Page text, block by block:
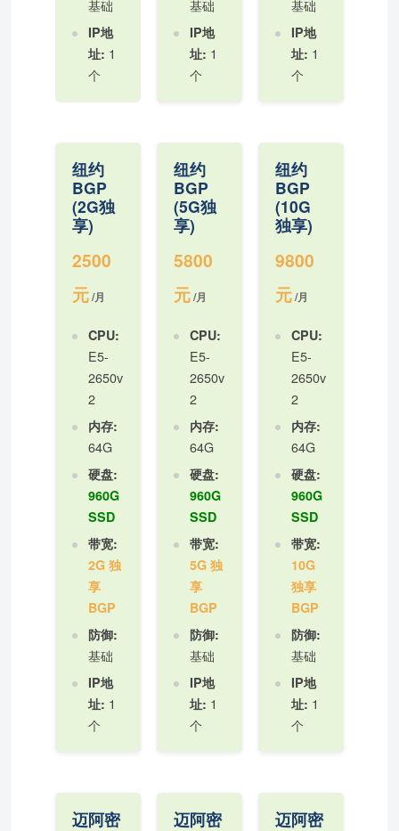
基础
IP地
址: 1
个
基础
IP地
址: 1
个
基础
IP地
址: 1
个
纽约
BGP
(2G独
享)
2500
元/月
CPU:
E5-
2650v
2
内存:
64G
硬盘:
960G
SSD
带宽:
2G 独
享
BGP
防御:
基础
IP地
址: 1
个
纽约
BGP
(5G独
享)
5800
元/月
CPU:
E5-
2650v
2
内存:
64G
硬盘:
960G
SSD
带宽:
5G 独
享
BGP
防御:
基础
IP地
址: 1
个
纽约
BGP
(10G
独享)
9800
元/月
CPU:
E5-
2650v
2
内存:
64G
硬盘:
960G
SSD
带宽:
10G
独享
BGP
防御:
基础
IP地
址: 1
个
迈阿密
迈阿密
迈阿密